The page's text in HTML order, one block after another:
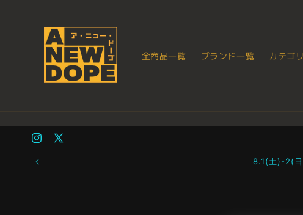
全商品一覧 ブランド一覧 カテゴ
Instagram
X
8.1(土)-2(日